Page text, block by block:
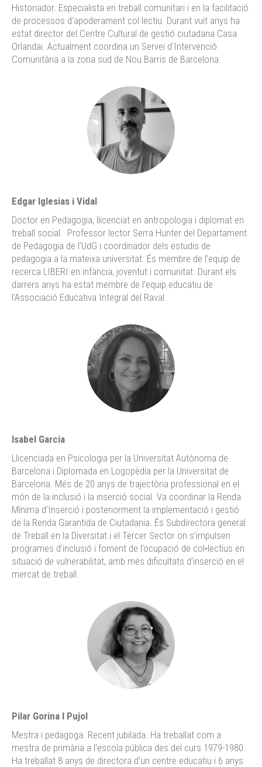
Historiador. Especialista en treball comunitari i en la facilitació
de processos d’apoderament col·lectiu. Durant vuit anys ha
estat director del Centre Cultural de gestió ciutadana Casa
Orlandai. Actualment coordina un Servei d’Intervenció
Comunitària a la zona sud de Nou Barris de Barcelona.
Edgar Iglesias i Vidal
Doctor en Pedagogia, llicenciat en antropologia i diplomat en
treball social. Professor lector Serra Hunter del Departament
de Pedagogia de l’UdG i coordinador dels estudis de
pedagogia a la mateixa universitat. És membre de l’equip de
recerca LIBERI en infància, joventut i comunitat. Durant els
darrers anys ha estat membre de l’equip educatiu de
l’Associació Educativa Integral del Raval.
Isabel Garcia
Llicenciada en Psicologia per la Universitat Autònoma de
Barcelona i Diplomada en Logopèdia per la Universitat de
Barcelona. Més de 20 anys de trajectòria professional en el
món de la inclusió i la inserció social. Va coordinar la Renda
Mínima d’Inserció i posteriorment la implementació i gestió
de la Renda Garantida de Ciutadania. És Subdirectora general
de Treball en la Diversitat i el Tercer Sector on s’impulsen
programes d’inclusió i foment de l’ocupació de col•lectius en
situació de vulnerabilitat, amb més dificultats d’inserció en el
mercat de treball.
Pilar Gorina I Pujol
Mestra i pedagoga. Recent jubilada. Ha treballat com a
mestra de primària a l’escola pública des del curs 1979-1980.
Ha treballat 8 anys de directora d’un centre educatiu i 6 anys